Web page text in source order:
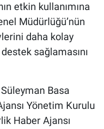
etkin kullanımına
Müdürlüğü’nün
daha kolay
sağlamasını
Basa
Yönetim Kurulu
Haber Ajansı